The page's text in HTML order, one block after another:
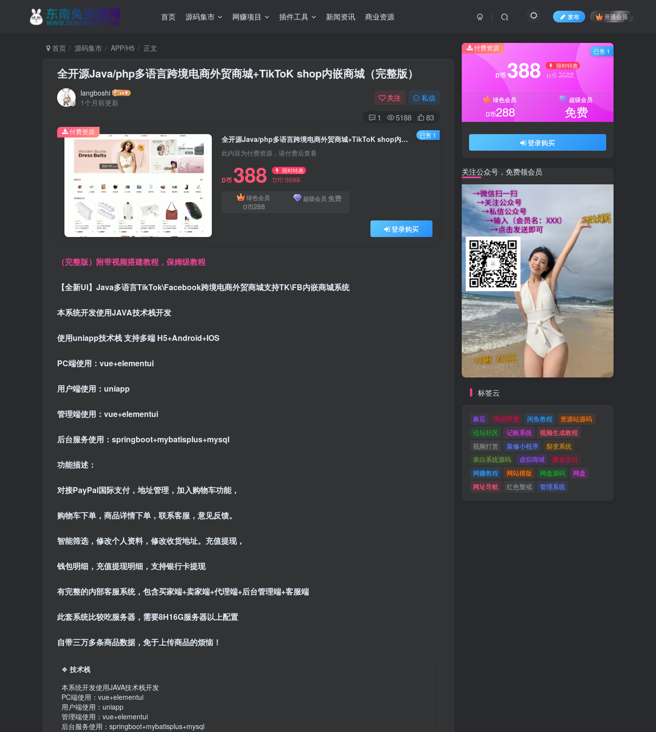
首页 源码集市 网赚项目 插件工具 新闻资讯 商业资源 发布 开通会员
首页 源码集市 APP/H5 正文
全开源Java/php多语言跨境电商外贸商城+TikToK shop内嵌商城（完整版）
langboshi
1个月前更新
关注 私信
1 5188 83
全开源Java/php多语言跨境电商外贸商城+TikToK shop内嵌商城（完整版）
此内容为付费资源，请付费后查看
D币 388 限时特惠
D币3688
绿色会员
D币288
超级会员 免费
登录购买
付费资源 已售 1
（完整版）附带视频搭建教程，保姆级教程
【全新UI】Java多语言TikTok\Facebook跨境电商外贸商城支持TK\FB内嵌商城系统
本系统开发使用JAVA技术栈开发
使用uniapp技术栈 支持多端 H5+Android+IOS
PC端使用：vue+elementui
用户端使用：uniapp
管理端使用：vue+elementui
后台服务使用：springboot+mybatisplus+mysql
功能描述：
对接PayPal国际支付，地址管理，加入购物车功能，
购物车下单，商品详情下单，联系客服，意见反馈。
智能筛选，修改个人资料，修改收货地址。充值提现，
钱包明细，充值提现明细，支持银行卡提现
有完整的内部客服系统，包含买家端+卖家端+代理端+后台管理端+客服端
此套系统比较吃服务器，需要8H16G服务器以上配置
自带三万多条商品数据，免于上传商品的烦恼！
❖ 技术栈
本系统开发使用JAVA技术栈开发
PC端使用：vue+elementui
用户端使用：uniapp
管理端使用：vue+elementui
后台服务使用：springboot+mybatisplus+mysql
付费资源
D币 388 限时特惠
D币3688
绿色会员
D币288
超级会员
免费
登录购买
已售 1
关注公众号，免费领会员
标签云
麻豆 阅后即焚 闲鱼教程
资源站源码
论坛社区
记账系统
视频生成教程
视频打赏
装修小程序
裂变系统
表白系统源码
虚拟商城
聚合支付
网赚教程
网站模版 网盘源码
网盘
网址导航
红色警戒 管理系统